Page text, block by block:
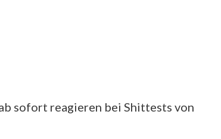
sofort reagieren bei Shittests von